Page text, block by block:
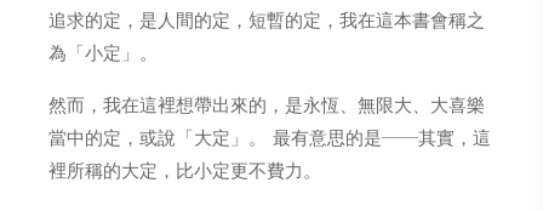
追求的定，是人間的定，短暫的定，我在這本書會稱之
為「小定」。
然而，我在這裡想帶出來的，是永恆、無限大、大喜樂
當中的定，或說「大定」。 最有意思的是──其實，這
裡所稱的大定，比小定更不費力。